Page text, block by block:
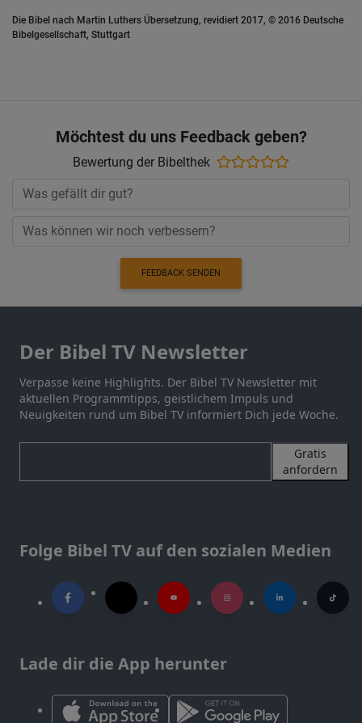
Die Bibel nach Martin Luthers Übersetzung, revidiert 2017, © 2016 Deutsche
Bibelgesellschaft, Stuttgart
Möchtest du uns Feedback geben?
Bewertung der Bibelthek
FEEDBACK SENDEN
Der Bibel TV Newsletter
Verpasse keine Highlights. Der Bibel TV Newsletter mit
aktuellen Programmtipps, geistlichem Impuls und
Neuigkeiten rund um Bibel TV informiert Dich jede Woche.
Gratis
anfordern
Folge Bibel TV auf den sozialen Medien
Lade dir die App herunter